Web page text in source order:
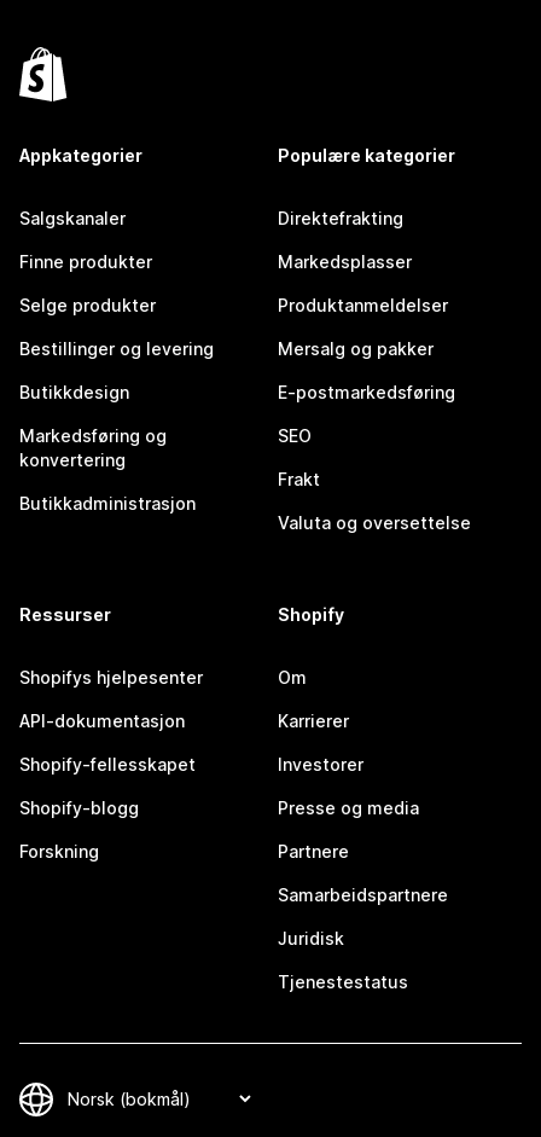
Appkategorier
Salgskanaler
Finne produkter
Selge produkter
Bestillinger og levering
Butikkdesign
Markedsføring og
konvertering
Butikkadministrasjon
Populære kategorier
Direktefrakting
Markedsplasser
Produktanmeldelser
Mersalg og pakker
E-postmarkedsføring
SEO
Frakt
Valuta og oversettelse
Ressurser
Shopifys hjelpesenter
API-dokumentasjon
Shopify-fellesskapet
Shopify-blogg
Forskning
Shopify
Om
Karrierer
Investorer
Presse og media
Partnere
Samarbeidspartnere
Juridisk
Tjenestestatus